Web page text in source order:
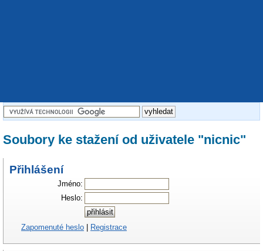
Soubory ke stažení od uživatele "nicnic"
Přihlášení
Jméno:
Heslo:
Zapomenuté heslo Registrace